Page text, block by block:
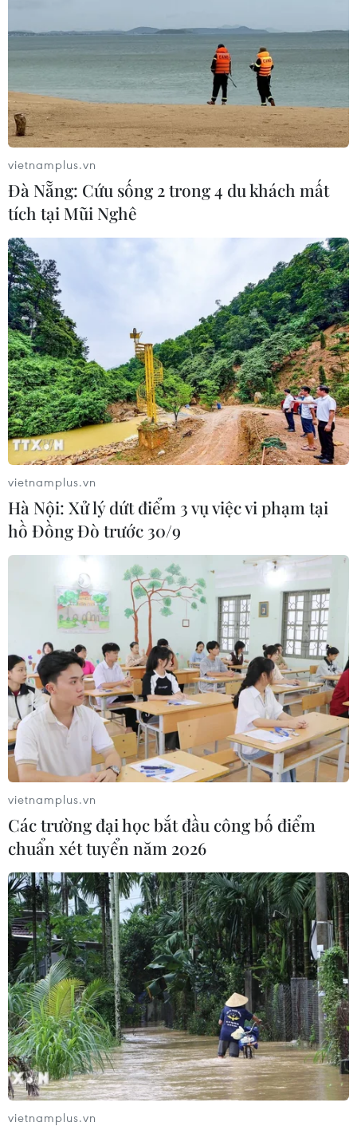
vietnamplus.vn
Đà Nẵng: Cứu sống 2 trong 4 du khách mất
tích tại Mũi Nghê
vietnamplus.vn
Hà Nội: Xử lý dứt điểm 3 vụ việc vi phạm tại
hồ Đồng Đò trước 30/9
vietnamplus.vn
Các trường đại học bắt đầu công bố điểm
chuẩn xét tuyển năm 2026
vietnamplus.vn